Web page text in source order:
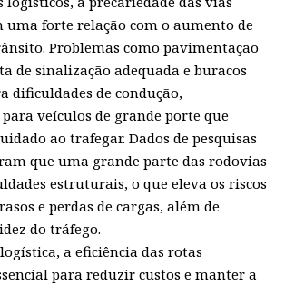
forte relação com o aumento de
Problemas como pavimentação
de sinalização adequada e buracos
dificuldades de condução,
veículos de grande porte que
ao trafegar. Dados de pesquisas
que uma grande parte das rodovias
estruturais, o que eleva os riscos
e perdas de cargas, além de
do tráfego.
a eficiência das rotas
para reduzir custos e manter a